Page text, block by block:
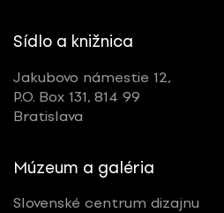
Sídlo a knižnica
Jakubovo námestie 12,
P.O. Box 131, 814 99
Bratislava
Múzeum a galéria
Slovenské centrum dizajnu